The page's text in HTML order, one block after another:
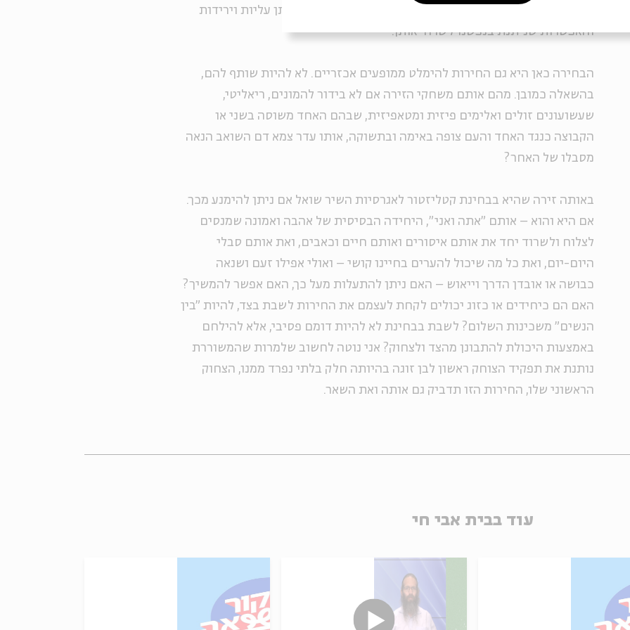
מסוגל" לחיות תחת אותן מהמורות שהחיים מזמנים לנו או אותן עליות וירידות
והאפשרות שניתנת בנפשנו לשרוד אותן.
הבחירה כאן היא גם החירות להימלט ממופעים אכזריים. לא להיות שותף להם,
בהשאלה כמובן. מהם אותם משחקי הזירה אם לא בידור להמונים, ריאליטי,
שעשועונים זולים ואלימים פיזית ומטאפיזית, שבהם האחד משוסה בשני או
הקבוצה כנגד האחד והעם צופה באימה ובתשוקה, אותו עדר צמא דם השואב הנאה
מסבלו של האחר?
באותה זירה שהיא בבחינת קטליזטור לאגרסיות השיר שואל אם ניתן להימנע מכך.
אם היא והוא – אותם "אתה ואני", היחידה הבסיסית של אהבה ואמונה שמנסים
לצלוח ולשרוד יחד את אותם איסורים ואותם חיים וכאבים, ואת אותם סבלי
היום-יום, ואת כל מה שיכול להערים בחיינו קושי – ואולי אפילו זעם ושנאה
כבושה או אובדן הדרך וייאוש – האם ניתן להתעלות מעל כך, האם אפשר להמשיך?
האם הם כיחידים או כזוג יכולים לקחת לעצמם את החירות לשבת בצד, להיות "בין
הנשים" משכינות השלום? לשבת בבחינת לא להיות דומם פסיבי, אלא להילחם
באמצעות היכולת להתבונן מהצד ולצחוק? אני נוטה לחשוב שלמרות שהמשוררת
נותנת את תפקיד הצוחק ראשון לבן זוגה בהיותה חלק בלתי נפרד ממנו, הצחוק
הראשוני שלו, החירות הזו תדביק גם אותה ואת השאר.
עוד בבית אבי חי